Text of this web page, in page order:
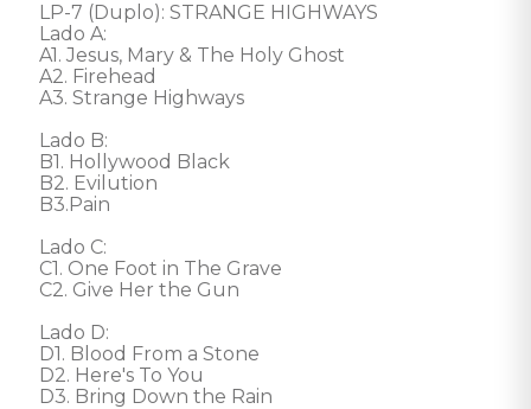
LP-7 (Duplo): STRANGE HIGHWAYS
Lado A:
A1. Jesus, Mary & The Holy Ghost
A2. Firehead
A3. Strange Highways
Lado B:
B1. Hollywood Black
B2. Evilution
B3.Pain
Lado C:
C1. One Foot in The Grave
C2. Give Her the Gun
Lado D:
D1. Blood From a Stone
D2. Here's To You
D3. Bring Down the Rain